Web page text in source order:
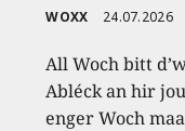
WOXX 24.07.2026
All Woch bitt
Abléck an hir
enger Woch